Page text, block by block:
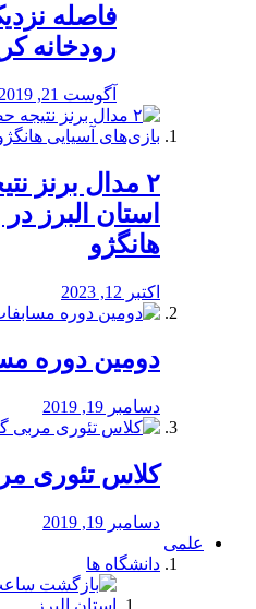
️فاصله
رودخانه
آگوست 21, 2019
استان البرز
هانگژو
اکتبر 12, 2023
دومین دوره
دسامبر 19, 2019
کلاس تئوری
دسامبر 19, 2019
علمی
دانشگاه ها